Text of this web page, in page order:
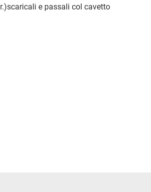
e passali col cavetto